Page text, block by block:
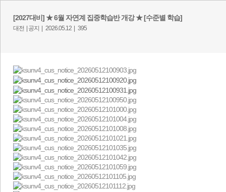
[2027대비] ★ 6월 자연계 집중학습반 개강 ★ [수준별 학습]
대전 | 공지 | 2026.05.12 | 395